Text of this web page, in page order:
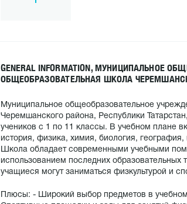
GENERAL INFORMATION, МУНИЦИПАЛЬНОЕ
ОБЩЕОБРАЗОВАТЕЛЬНАЯ ШКОЛА
Муниципальное общеобразовательное
Черемшанского района, Республики
учеников с 1 по 11 классы. В учебном плане
история, физика, химия, биология,
Школа обладает современными учебными
использованием последних
учащиеся могут заниматься физкультурой и
Плюсы: - Широкий выбор предметов в